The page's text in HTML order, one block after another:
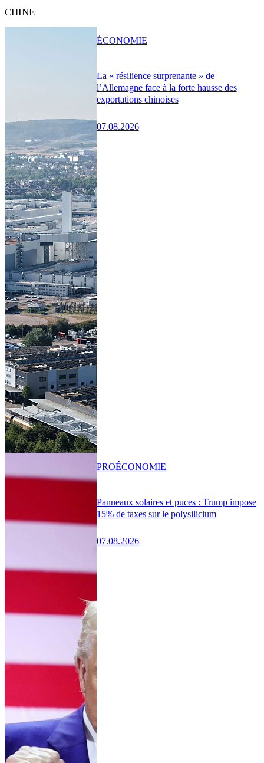
CHINE
La « résilience surprenante » de
l’Allemagne face à la forte hausse des
exportations chinoises
07.08.2026
ÉCONOMIE
Panneaux solaires et puces : Trump impose
15% de taxes sur le polysilicium
07.08.2026
PROÉCONOMIE